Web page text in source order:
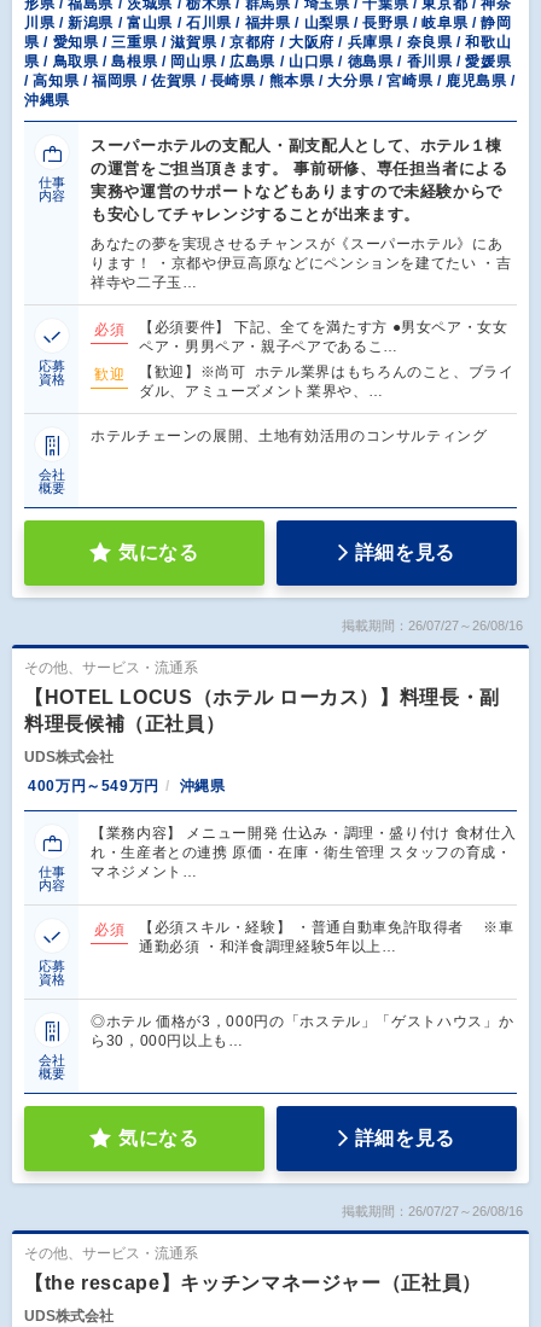
川県 / 新潟県 / 富山県 / 石川県 / 福井県 / 山梨県 / 長野県 / 岐阜県 / 静岡
県 / 愛知県 / 三重県 / 滋賀県 / 京都府 / 大阪府 / 兵庫県 / 奈良県 / 和歌山
県 / 鳥取県 / 島根県 / 岡山県 / 広島県 / 山口県 / 徳島県 / 香川県 / 愛媛県
/ 高知県 / 福岡県 / 佐賀県 / 長崎県 / 熊本県 / 大分県 / 宮崎県 / 鹿児島県 /
沖縄県
仕事
内容
スーパーホテルの支配人・副支配人として、ホテル１棟
の運営をご担当頂きます。 事前研修、専任担当者による
実務や運営のサポートなどもありますので未経験からで
も安心してチャレンジすることが出来ます。
あなたの夢を実現させるチャンスが《スーパーホテル》にあ
ります！ ・京都や伊豆高原などにペンションを建てたい ・吉
祥寺や二子玉…
応募
資格
必須
【必須要件】 下記、全てを満たす方 ●男女ペア・女女
ペア・男男ペア・親子ペアであるこ…
歓迎
【歓迎】※尚可 ホテル業界はもちろんのこと、ブライ
ダル、アミューズメント業界や、…
会社
概要
ホテルチェーンの展開、土地有効活用のコンサルティング
気になる 詳細を見る
掲載期間：26/07/27～26/08/16
その他、サービス・流通系
【HOTEL LOCUS（ホテル ローカス）】料理長・副
料理長候補（正社員）
UDS株式会社
400万円～549万円
沖縄県
仕事
内容
【業務内容】 メニュー開発 仕込み・調理・盛り付け 食材仕入
れ・生産者との連携 原価・在庫・衛生管理 スタッフの育成・
マネジメント…
応募
資格
必須
【必須スキル・経験】 ・普通自動車免許取得者 ※車
通勤必須 ・和洋食調理経験5年以上…
会社
概要
◎ホテル 価格が3，000円の「ホステル」「ゲストハウス」か
ら30，000円以上も…
気になる 詳細を見る
掲載期間：26/07/27～26/08/16
その他、サービス・流通系
【the rescape】キッチンマネージャー（正社員）
UDS株式会社